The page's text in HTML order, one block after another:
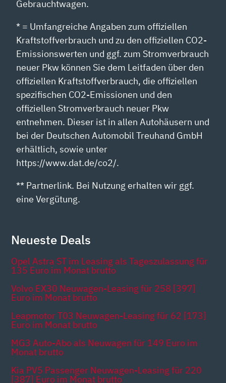
Gebrauchtwagen.
* = Umfangreiche Angaben zum offiziellen
Kraftstoffverbrauch und zu den offiziellen CO2-
Emissionswerten und ggf. zum Stromverbrauch
neuer Pkw können Sie dem Leitfaden über den
offiziellen Kraftstoffverbrauch, die offiziellen
spezifischen CO2-Emissionen und den
offiziellen Stromverbrauch neuer Pkw
entnehmen. Dieser ist in allen Autohäusern und
bei der Deutschen Automobil Treuhand GmbH
erhältlich, sowie unter
https://www.dat.de/co2/.
** Partnerlink. Bei Nutzung erhalten wir ggf.
eine Vergütung.
Neueste Deals
Opel Astra ST im Leasing als Tageszulassung für
135 Euro im Monat brutto
Volvo EX30 Neuwagen-Leasing für 258 [397]
Euro im Monat brutto
Leapmotor T03 Neuwagen-Leasing für 62 [173]
Euro im Monat brutto
MG3 Auto-Abo als Neuwagen für 149 Euro im
Monat brutto
Kia PV5 Passenger Neuwagen-Leasing für 220
[387] Euro im Monat brutto